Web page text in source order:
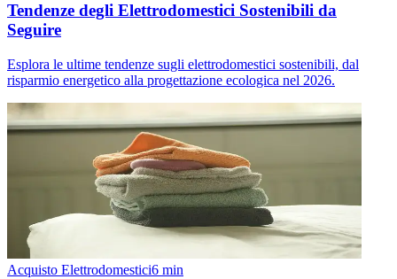
Tendenze degli Elettrodomestici Sostenibili da
Seguire
Esplora le ultime tendenze sugli elettrodomestici sostenibili, dal
risparmio energetico alla progettazione ecologica nel 2026.
Acquisto Elettrodomestici6 min